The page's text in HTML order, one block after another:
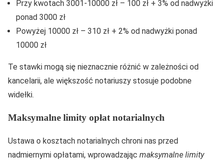
Przy kwotach 3001-10000 zł – 100 zł + 3% od nadwyżki
ponad 3000 zł
Powyżej 10000 zł – 310 zł + 2% od nadwyżki ponad
10000 zł
Te stawki mogą się nieznacznie różnić w zależności od
kancelarii, ale większość notariuszy stosuje podobne
widełki.
Maksymalne limity opłat notarialnych
Ustawa o kosztach notarialnych chroni nas przed
nadmiernymi opłatami, wprowadzając maksymalne limity